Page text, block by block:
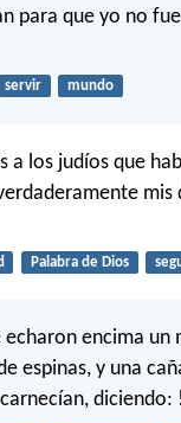
para que yo no
servir mundo
a los judíos que
Palabra de Dios
echaron encima
espinas, y una
diciendo: